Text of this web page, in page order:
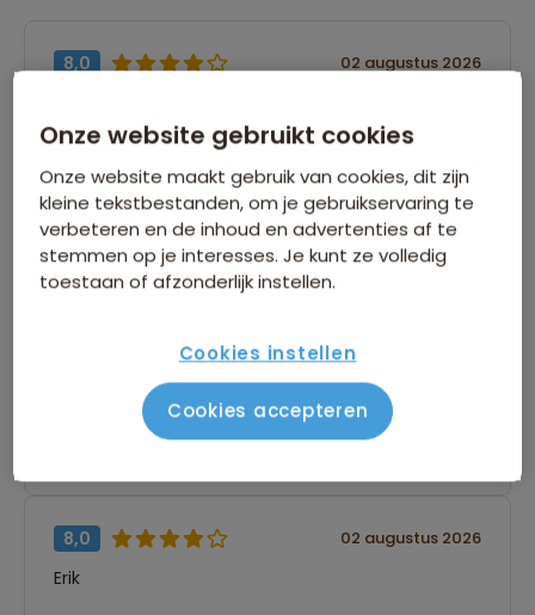
8,0 02 augustus 2026
“Fantastische gids, niets was hem teveel!”
9,0 02 augustus 2026
Donya
bijzondere ervaring met avontuur, bergen, zee
en luxe. Vanja is een ontzettend goede gids,
iemand die heel veel zorg voor ons had en altijd
8,0 02 augustus 2026
Erik
Onze website gebruikt cookies
Onze website maakt gebruik van cookies, dit zijn
kleine tekstbestanden, om je gebruikservaring te
verbeteren en de inhoud en advertenties af te
stemmen op je interesses. Je kunt ze volledig
toestaan of afzonderlijk instellen.
Cookies instellen
Cookies accepteren